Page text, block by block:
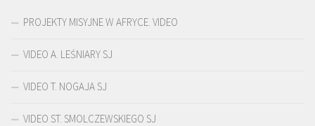
PROJEKTY MISYJNE W AFRYCE. VIDEO
VIDEO A. LEŚNIARY SJ
VIDEO T. NOGAJA SJ
VIDEO ST. SMOLCZEWSKIEGO SJ